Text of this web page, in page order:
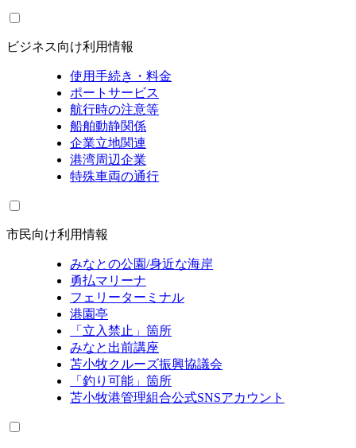
ビジネス向け利用情報
使用手続き・料金
ポートサービス
航行時の注意等
船舶動静関係
企業立地関連
港湾周辺企業
特殊車両の通行
市民向け利用情報
みなとの公園/身近な海岸
勇払マリーナ
フェリーターミナル
港園亭
「立入禁止」箇所
みなと出前講座
苫小牧クルーズ振興協議会
「釣り可能」箇所
苫小牧港管理組合公式SNSアカウント